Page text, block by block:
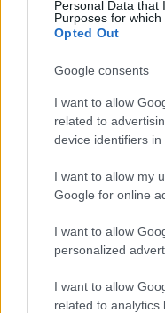
Personal Data that
Purposes for which
Opted Out
Google consents
I want to allow
related to
device identifiers in
I want to allow my
Google for online
I want to allow
personalized
I want to allow
related to analytics
Continua a
PERCORSI DI STUDIO